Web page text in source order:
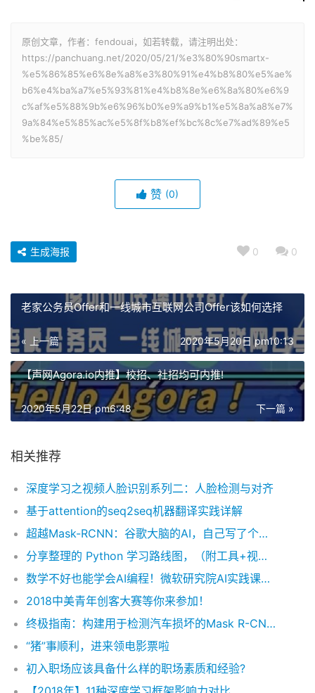
原创文章，作者：fendouai，如若转载，请注明出处：
https://panchuang.net/2020/05/21/%e3%80%90smartx-
%e5%86%85%e6%8e%a8%e3%80%91%e4%b8%80%e5%ae%
b6%e4%ba%a7%e5%93%81%e4%b8%8e%e6%8a%80%e6%9
c%af%e5%88%9b%e6%96%b0%e9%a9%b1%e5%8a%a8%e7%
9a%84%e5%85%ac%e5%8f%b8%ef%bc%8c%e7%ad%89%e5
%be%85/
赞 (0)
0 0
生成海报
老家公务员Offer和一线城市互联网公司Offer该如何选择
« 上一篇 2020年5月20日 pm10:13
【声网Agora.io内推】校招、社招均可内推!
下一篇 »
2020年5月22日 pm6:48
相关推荐
深度学习之视频人脸识别系列二：人脸检测与对齐
基于attention的seq2seq机器翻译实践详解
超越Mask-RCNN：谷歌大脑的AI，自己写了个目标检测AI
分享整理的 Python 学习路线图，（附工具+视频+书籍+面试）
数学不好也能学会AI编程！微软研究院AI实践课程上新
2018中美青年创客大赛等你来参加！
终极指南：构建用于检测汽车损坏的Mask R-CNN模型（附Python演练）
“猪”事顺利，进来领电影票啦
初入职场应该具备什么样的职场素质和经验?